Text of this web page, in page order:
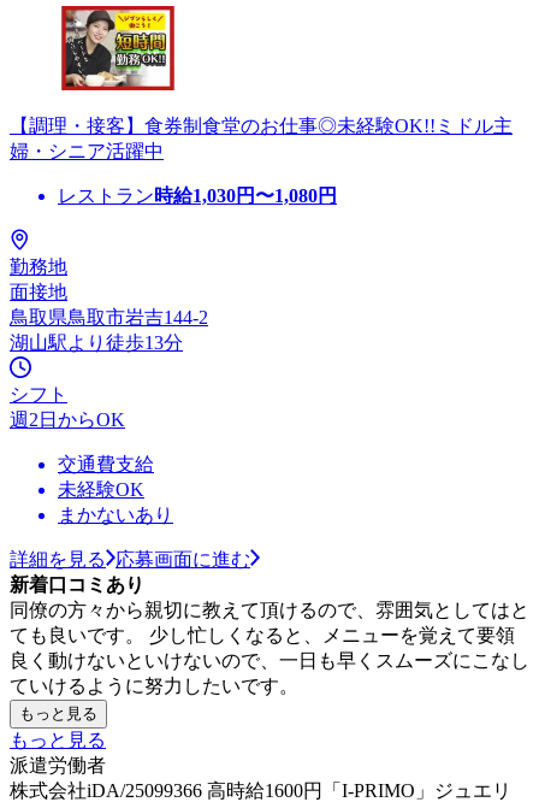
【調理・接客】食券制食堂のお仕事◎未経験OK!!ミドル主
婦・シニア活躍中
レストラン時給1,030円〜1,080円
勤務地
面接地
鳥取県鳥取市岩吉144-2
湖山駅より徒歩13分
シフト
週2日からOK
交通費支給
未経験OK
まかないあり
詳細を見る
応募画面に進む
新着口コミあり
同僚の方々から親切に教えて頂けるので、雰囲気としてはと
ても良いです。 少し忙しくなると、メニューを覚えて要領
良く動けないといけないので、一日も早くスムーズにこなし
ていけるように努力したいです。
もっと見る
もっと見る
派遣労働者
株式会社iDA/25099366 高時給1600円「I-PRIMO」ジュエリ